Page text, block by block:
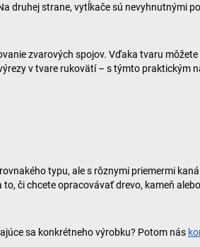
druhej strane, vytĺkače sú nevyhnutnými
zvarových spojov. Vďaka tvaru
v tvare rukovätí – s týmto praktickým
typu, ale s rôznymi priemermi
či chcete opracovávať drevo, kameň
sa konkrétneho výrobku? Potom nás